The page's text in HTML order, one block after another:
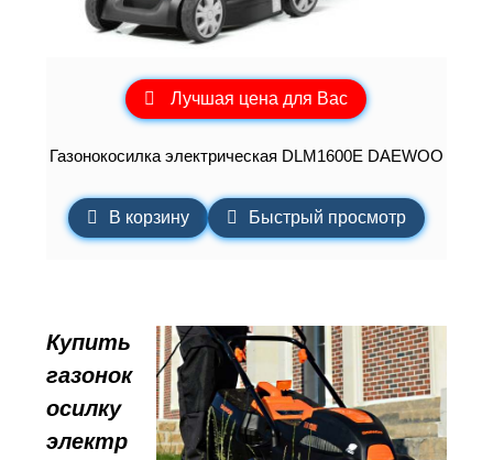
Лучшая цена для Вас
Газонокосилка электрическая DLM1600E DAEWOO
В корзину Быстрый просмотр
Купить
газонок
осилку
электр